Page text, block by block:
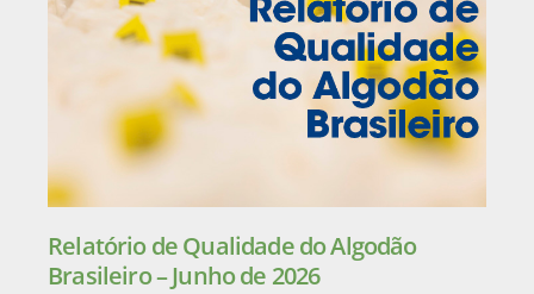
Relatório de Qualidade do Algodão
Brasileiro – Junho de 2026